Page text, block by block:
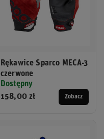
Rękawice Sparco MECA-3
czerwone
Dostępny
158,00 zł
Zobacz